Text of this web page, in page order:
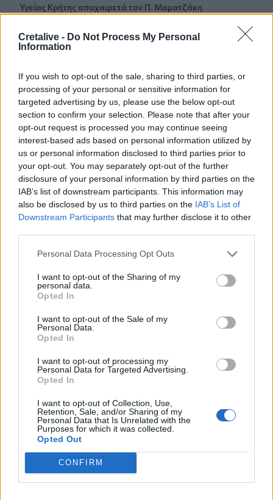
Cretalive - Do Not Process My Personal
Information
If you wish to opt-out of the sale, sharing to third parties, or
processing of your personal or sensitive information for
targeted advertising by us, please use the below opt-out
section to confirm your selection. Please note that after your
opt-out request is processed you may continue seeing
interest-based ads based on personal information utilized by
us or personal information disclosed to third parties prior to
your opt-out. You may separately opt-out of the further
disclosure of your personal information by third parties on the
IAB’s list of downstream participants. This information may
also be disclosed by us to third parties on the IAB’s List of
Downstream Participants that may further disclose it to other
Personal Data Processing Opt Outs
I want to opt-out of the Sharing of my
personal data.
Opted In
I want to opt-out of the Sale of my
Personal Data.
Opted In
I want to opt-out of processing my
Personal Data for Targeted Advertising.
Opted In
I want to opt-out of Collection, Use,
Retention, Sale, and/or Sharing of my
Personal Data that Is Unrelated with the
Purposes for which it was collected.
Opted Out
CONFIRM
Υγείας Κρήτης αποχαιρετά τον Π. Μαματζάκη
08:19
Ελούντα: Ηλικιωμένος απειλούσε να πηδήξει από
08:12
Η ΥΠΑ για τον εξοπλισμό αεροναυτιλίας στο νέο
αεροδρόμιο Καστελλίου
08:06
Σήμερα το τελευταίο αντίο στον Λάκη Χαλκιά
08:00
Πλήθος κόσμου στην προβολή της ταινίας
«Καποδίστριας» στα Υακίνθεια 2026
ΣΧΕΤΙΚA AΡΘΡΑ
Ηράκλειο: Συνεχίζονται οι παρεμβάσεις στην Ικάρου -
10:11
Ηράκλειο: Συνεχίζονται οι
Ηράκλειο: Συνεχίζονται οι
φρεάτια
Άγιος Νικόλαος: Αγροτικό "καρφώθηκε" σε φορτηγό
"καρφώθηκε" σε φορτηγό